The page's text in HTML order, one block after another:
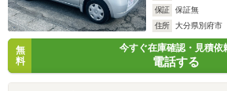
保証
保証無
住所
大分県別府市
無
料
今すぐ在庫確認・見積依
電話する